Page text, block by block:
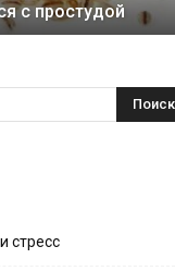
с простудой
стресс